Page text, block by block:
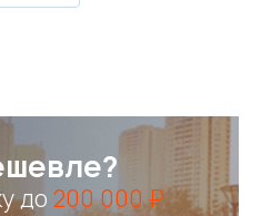
до 200 000 ₽